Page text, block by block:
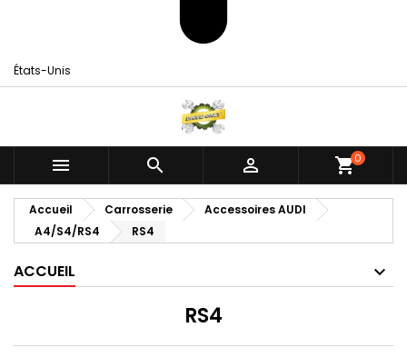
États-Unis
   shopping_cart0
Accueil Carrosserie
Accessoires AUDI
A4/S4/RS4
RS4
ACCUEIL
RS4